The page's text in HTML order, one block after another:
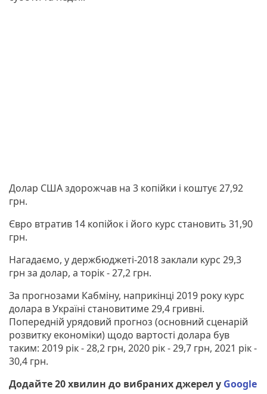
Долар США здорожчав на 3 копійки і коштує 27,92
грн.
Євро втратив 14 копійок і його курс становить 31,90
грн.
Нагадаємо, у держбюджеті-2018 заклали курс 29,3
грн за долар, а торік - 27,2 грн.
За прогнозами Кабміну, наприкінці 2019 року курс
долара в Україні становитиме 29,4 гривні.
Попередній урядовий прогноз (основний сценарій
розвитку економіки) щодо вартості долара був
таким: 2019 рік - 28,2 грн, 2020 рік - 29,7 грн, 2021 рік -
30,4 грн.
Додайте 20 хвилин до вибраних джерел у Google